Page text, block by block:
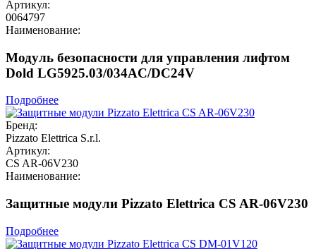
Артикул:
0064797
Наименование:
Модуль безопасности для управления лифтом
Dold LG5925.03/034AC/DC24V
Подробнее
Бренд:
Pizzato Elettrica S.r.l.
Артикул:
CS AR-06V230
Наименование:
Защитные модули Pizzato Elettrica CS AR-06V230
Подробнее